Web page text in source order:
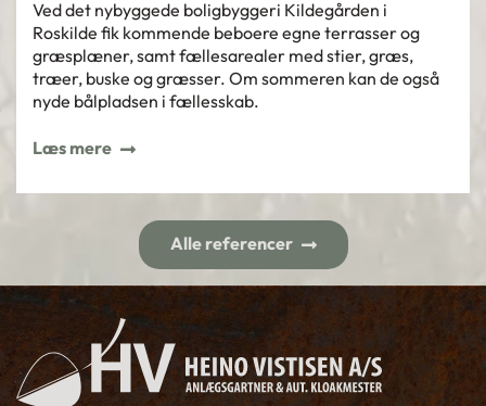
Ved det nybyggede boligbyggeri Kildegården i
Roskilde fik kommende beboere egne terrasser og
græsplæner, samt fællesarealer med stier, græs,
træer, buske og græsser. Om sommeren kan de også
nyde bålpladsen i fællesskab.
Læs mere
Alle referencer